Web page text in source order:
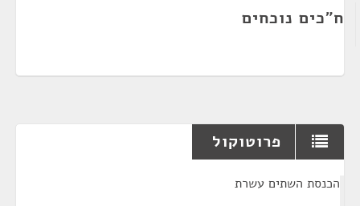
ח"כים נוכחים
פרוטוקול
הכנסת השתים עשרת